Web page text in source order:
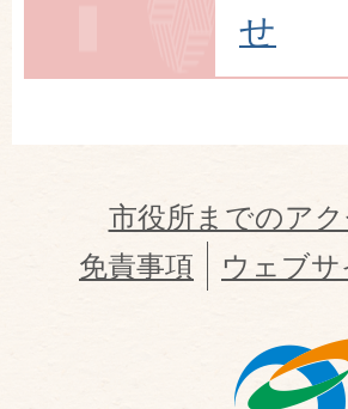
せ
市役所までのア
免責事項
ウェブ